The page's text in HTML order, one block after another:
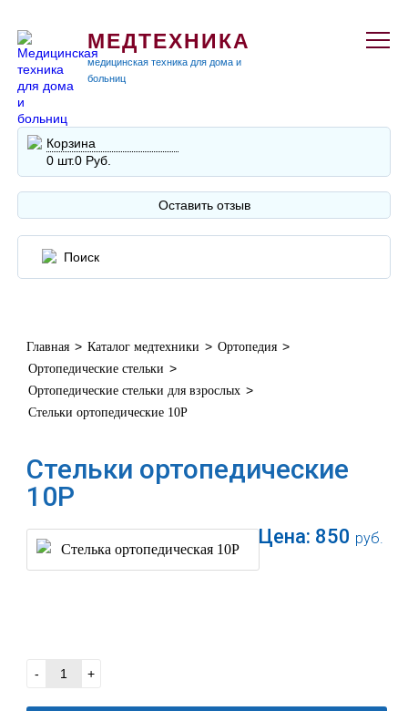
МЕДТЕХНИКА
медицинская техника для дома и
больниц
Корзина
0 шт.0 Руб.
Оставить отзыв
Главная > Каталог медтехники > Ортопедия >
Ортопедические стельки >
Ортопедические стельки для взрослых >
Стельки ортопедические 10P
Стельки ортопедические
10P
Цена: 850 руб.
- +